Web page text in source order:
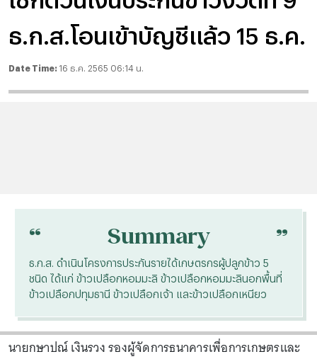
ธ.ก.ส.โอนเข้าบัญชีแล้ว 15 ธ.ค.
Date Time: 16 ธ.ค. 2565 06:14 น.
“ Summary “
ธ.ก.ส. ดำเนินโครงการประกันรายได้เกษตรกรผู้ปลูกข้าว 5
ชนิด ได้แก่ ข้าวเปลือกหอมมะลิ ข้าวเปลือกหอมมะลินอกพื้นที่
ข้าวเปลือกปทุมธานี ข้าวเปลือกเจ้า และข้าวเปลือกเหนียว
นายกษาปณ์ เงินรวง รองผู้จัดการธนาคารเพื่อการเกษตรและ